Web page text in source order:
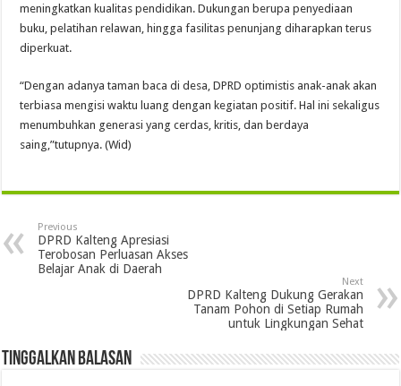
meningkatkan kualitas pendidikan. Dukungan berupa penyediaan
buku, pelatihan relawan, hingga fasilitas penunjang diharapkan terus
diperkuat.
“Dengan adanya taman baca di desa, DPRD optimistis anak-anak akan
terbiasa mengisi waktu luang dengan kegiatan positif. Hal ini sekaligus
menumbuhkan generasi yang cerdas, kritis, dan berdaya
saing,”tutupnya. (Wid)
Previous
DPRD Kalteng Apresiasi
Terobosan Perluasan Akses
Belajar Anak di Daerah
Next
DPRD Kalteng Dukung Gerakan
Tanam Pohon di Setiap Rumah
untuk Lingkungan Sehat
Tinggalkan Balasan